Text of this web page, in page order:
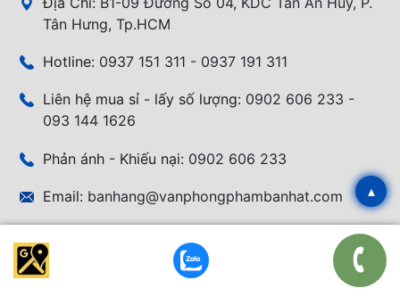
Tân Hưng, Tp.HCM
Hotline: 0937 151 311 - 0937 191 311
Liên hệ mua sỉ - lấy số lượng: 0902 606 233 -
093 144 1626
Phản ánh - Khiếu nại: 0902 606 233
Email: banhang@vanphongphambanhat.com
CHÍNH SÁCH
▴